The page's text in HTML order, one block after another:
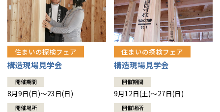
住まいの探検フェア
構造現場見学会
開催期間
8月9日(日)～23日(日)
開催場所
住まいの探検フェア
構造現場見学会
開催期間
9月12日(土)～27日(日)
開催場所